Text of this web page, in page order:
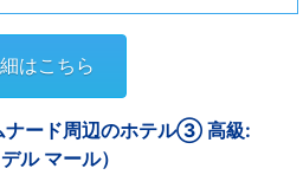
はこちら
ナード周辺のホテル③ 高級:
ル マール）